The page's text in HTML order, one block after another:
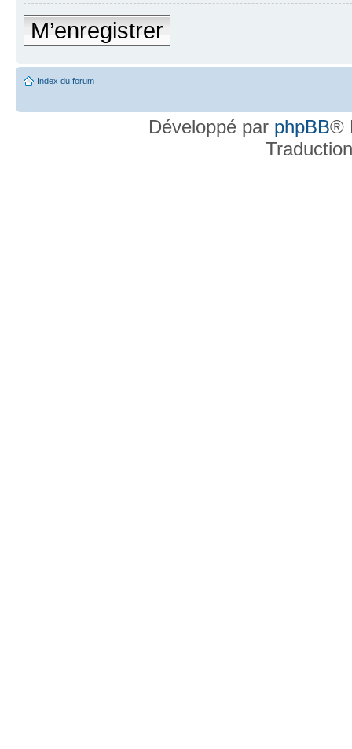
M’enregistrer
Index du forum
Développé par phpBB®